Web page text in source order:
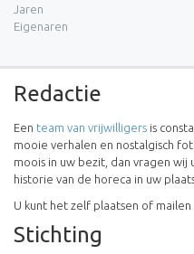
Jaren
Eigenaren
Redactie
Een team van vrijwilligers is
mooie verhalen en nostalgisch
moois in uw bezit, dan vragen
historie van de horeca in uw
U kunt het zelf plaatsen of mailen
Stichting